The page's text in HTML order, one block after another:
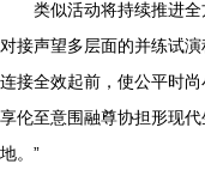
类似活动将持续推进
对接声望多层面的并练试
连接全效起前，使公平时
享伦至意围融尊协担形现
地。”